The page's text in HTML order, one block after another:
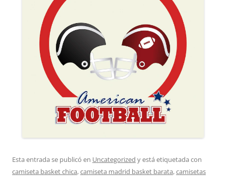
Esta entrada se publicó en Uncategorized y está etiquetada con
camiseta basket chica,camiseta madrid basket barata,camisetas